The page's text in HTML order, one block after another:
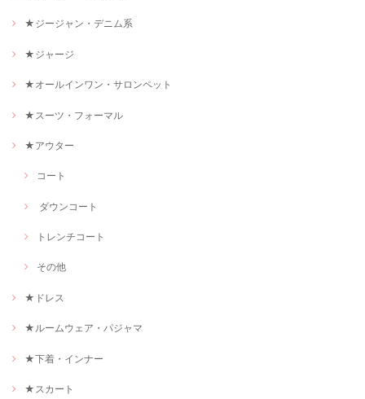
★ジージャン・デニム系
★ジャージ
★オールインワン・サロンペット
★スーツ・フォーマル
★アウター
コート
ダウンコート
トレンチコート
その他
★ドレス
★ルームウェア・パジャマ
★下着・インナー
★スカート